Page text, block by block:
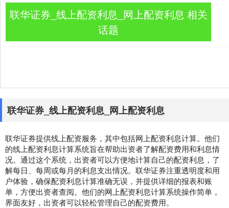
联华证券_线上配资利息_网上配资利息 相关
话题
联华证券_线上配资利息_网上配资利息
联华证券提供线上配资服务，其中包括网上配资利息计算。他们
的线上配资利息计算系统旨在帮助出资者了解配资费用和利息情
况。通过这个系统，出资者可以方便地计算自己的配资利息，了
解每日、每周或每月的利息支出情况。联华证券注重透明度和用
户体验，确保配资利息计算准确无误，并提供详细的报表和账
单，方便出资者查阅。他们的网上配资利息计算系统操作简单，
界面友好，出资者可以轻松管理自己的配资费用。